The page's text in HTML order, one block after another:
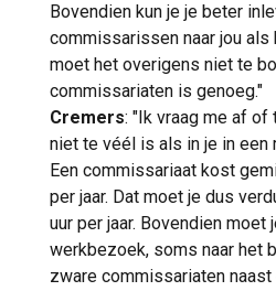
Bovendien kun je je beter
commissarissen naar jou
moet het overigens niet te
commissariaten is genoeg."
Cremers: "Ik vraag me af
niet te véél is als in je in een
Een commissariaat kost
per jaar. Dat moet je dus
uur per jaar. Bovendien moet
werkbezoek, soms naar het
zware commissariaten